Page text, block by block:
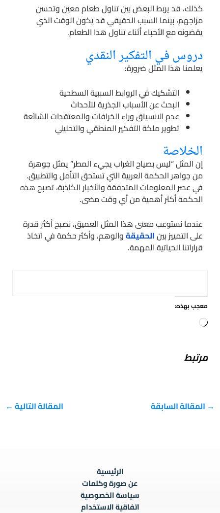
كذلك، قد يربط البعض بين تناول طعام معين وتحسن
مزاجهم، بينما السبب الحقيقي قد يكون الوقت الذي
يقضونه مع الأحباء أثناء تناول هذا الطعام.
دروس في التفكير النقدي
يعلمنا هذا المثل ضرورة:
التشكيك في الروابط السببية السطحية
البحث عن الأسباب الجذرية للأحداث
عدم الانسياق وراء الخرافات والمعتقدات الشائعة
تطوير ملكة التفكير المنطقي والتحليلي
الخلاصة
إن المثل “ليس بصياح الغراب يجيء المطر” يمثل جوهرة
من جواهر الحكمة العربية التي تستحق التأمل والتطبيق.
في عصر المعلومات المتدفقة والأخبار الكاذبة، تصبح هذه
الحكمة أكثر أهمية من أي وقت مضى.
عندما نستوعب معنى هذا المثل العميق، نصبح أكثر قدرة
على التمييز بينالحقيقةوالوهم، وأكثر حكمة في اتخاذ
قراراتنا الحياتية المهمة.
معجب بهذه:
جاري
مرتبط
→ المقالة السابقة المقالة التالية ←
الرئيسية
عن صورة وكلمات
سياسة الخصوصية
اتفاقية الاستخدام